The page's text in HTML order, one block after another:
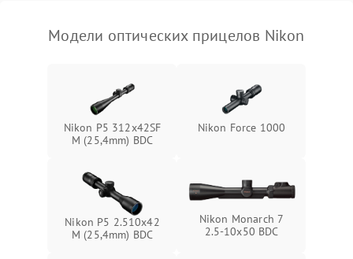
Модели оптических прицелов Nikon
Nikon P5 312x42SF
M (25,4mm) BDC
Nikon Force 1000
Nikon P5 2.510x42
M (25,4mm) BDC
Nikon Monarch 7
2.5-10x50 BDC